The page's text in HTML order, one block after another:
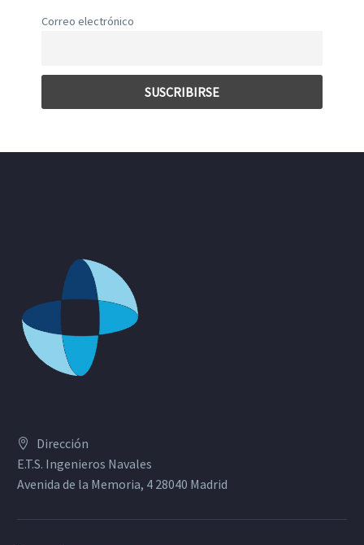
Correo electrónico
Dirección
E.T.S. Ingenieros Navales
Avenida de la Memoria, 4 28040 Madrid